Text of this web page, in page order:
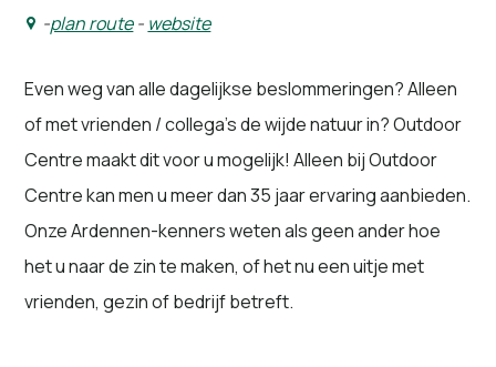
-plan route - website
Even weg van alle dagelijkse beslommeringen? Alleen
of met vrienden / collega’s de wijde natuur in? Outdoor
Centre maakt dit voor u mogelijk! Alleen bij Outdoor
Centre kan men u meer dan 35 jaar ervaring aanbieden.
Onze Ardennen-kenners weten als geen ander hoe
het u naar de zin te maken, of het nu een uitje met
vrienden, gezin of bedrijf betreft.